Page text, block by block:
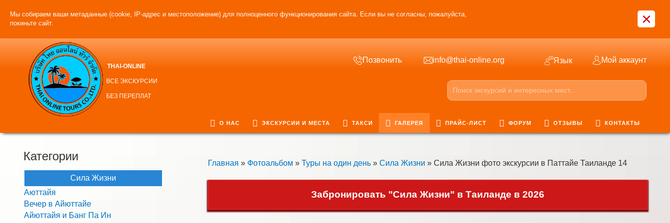
Мы собираем ваши метаданные (cookie, IP-адрес и местоположение) для полноценного функционирования сайта. Если вы не согласны, пожалуйста,
покиньте сайт.
×
THAI-ONLINE
ВСЕ ЭКСКУРСИИ
БЕЗ ПЕРЕПЛАТ
Позвонить info@thai-online.org Язык Мой аккаунт
О НАС ЭКСКУРСИИ И МЕСТА ТАКСИ ГАЛЕРЕЯ ПРАЙС-ЛИСТ ФОРУМ ОТЗЫВЫ КОНТАКТЫ
Главная » Фотоальбом » Туры на один день » Сила Жизни » Сила Жизни фото экскурсии в Паттайе Таиланде 14
Забронировать "Сила Жизни" в Таиланде в 2026
Категории
Сила Жизни
Аюттайя
Вечер в Айюттайе
Айюттайя и Банг Па Ин